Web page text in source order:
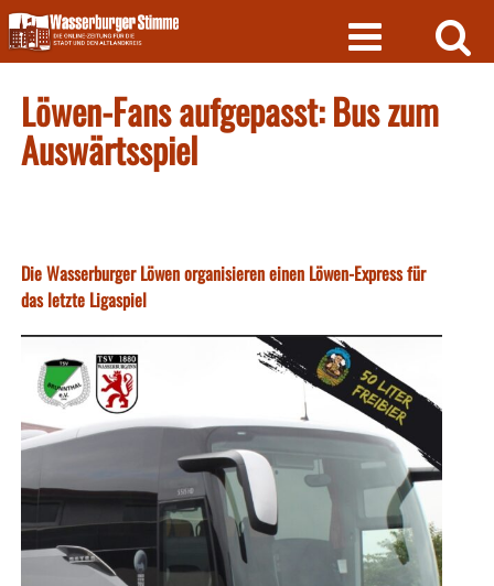
Skip
to
content
Löwen-Fans aufgepasst: Bus zum
Auswärtsspiel
Die Wasserburger Löwen organisieren einen Löwen-Express für
das letzte Ligaspiel